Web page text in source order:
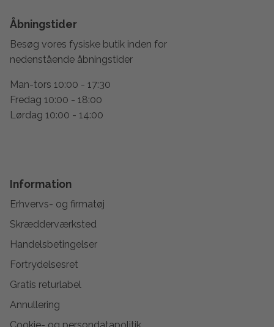
Åbningstider
Besøg vores fysiske butik inden for
nedenstående åbningstider
Man-tors 10:00 - 17:30
Fredag 10:00 - 18:00
Lørdag 10:00 - 14:00
Information
Erhvervs- og firmatøj
Skrædderværksted
Handelsbetingelser
Fortrydelsesret
Gratis returlabel
Annullering
Cookie- og persondatapolitik